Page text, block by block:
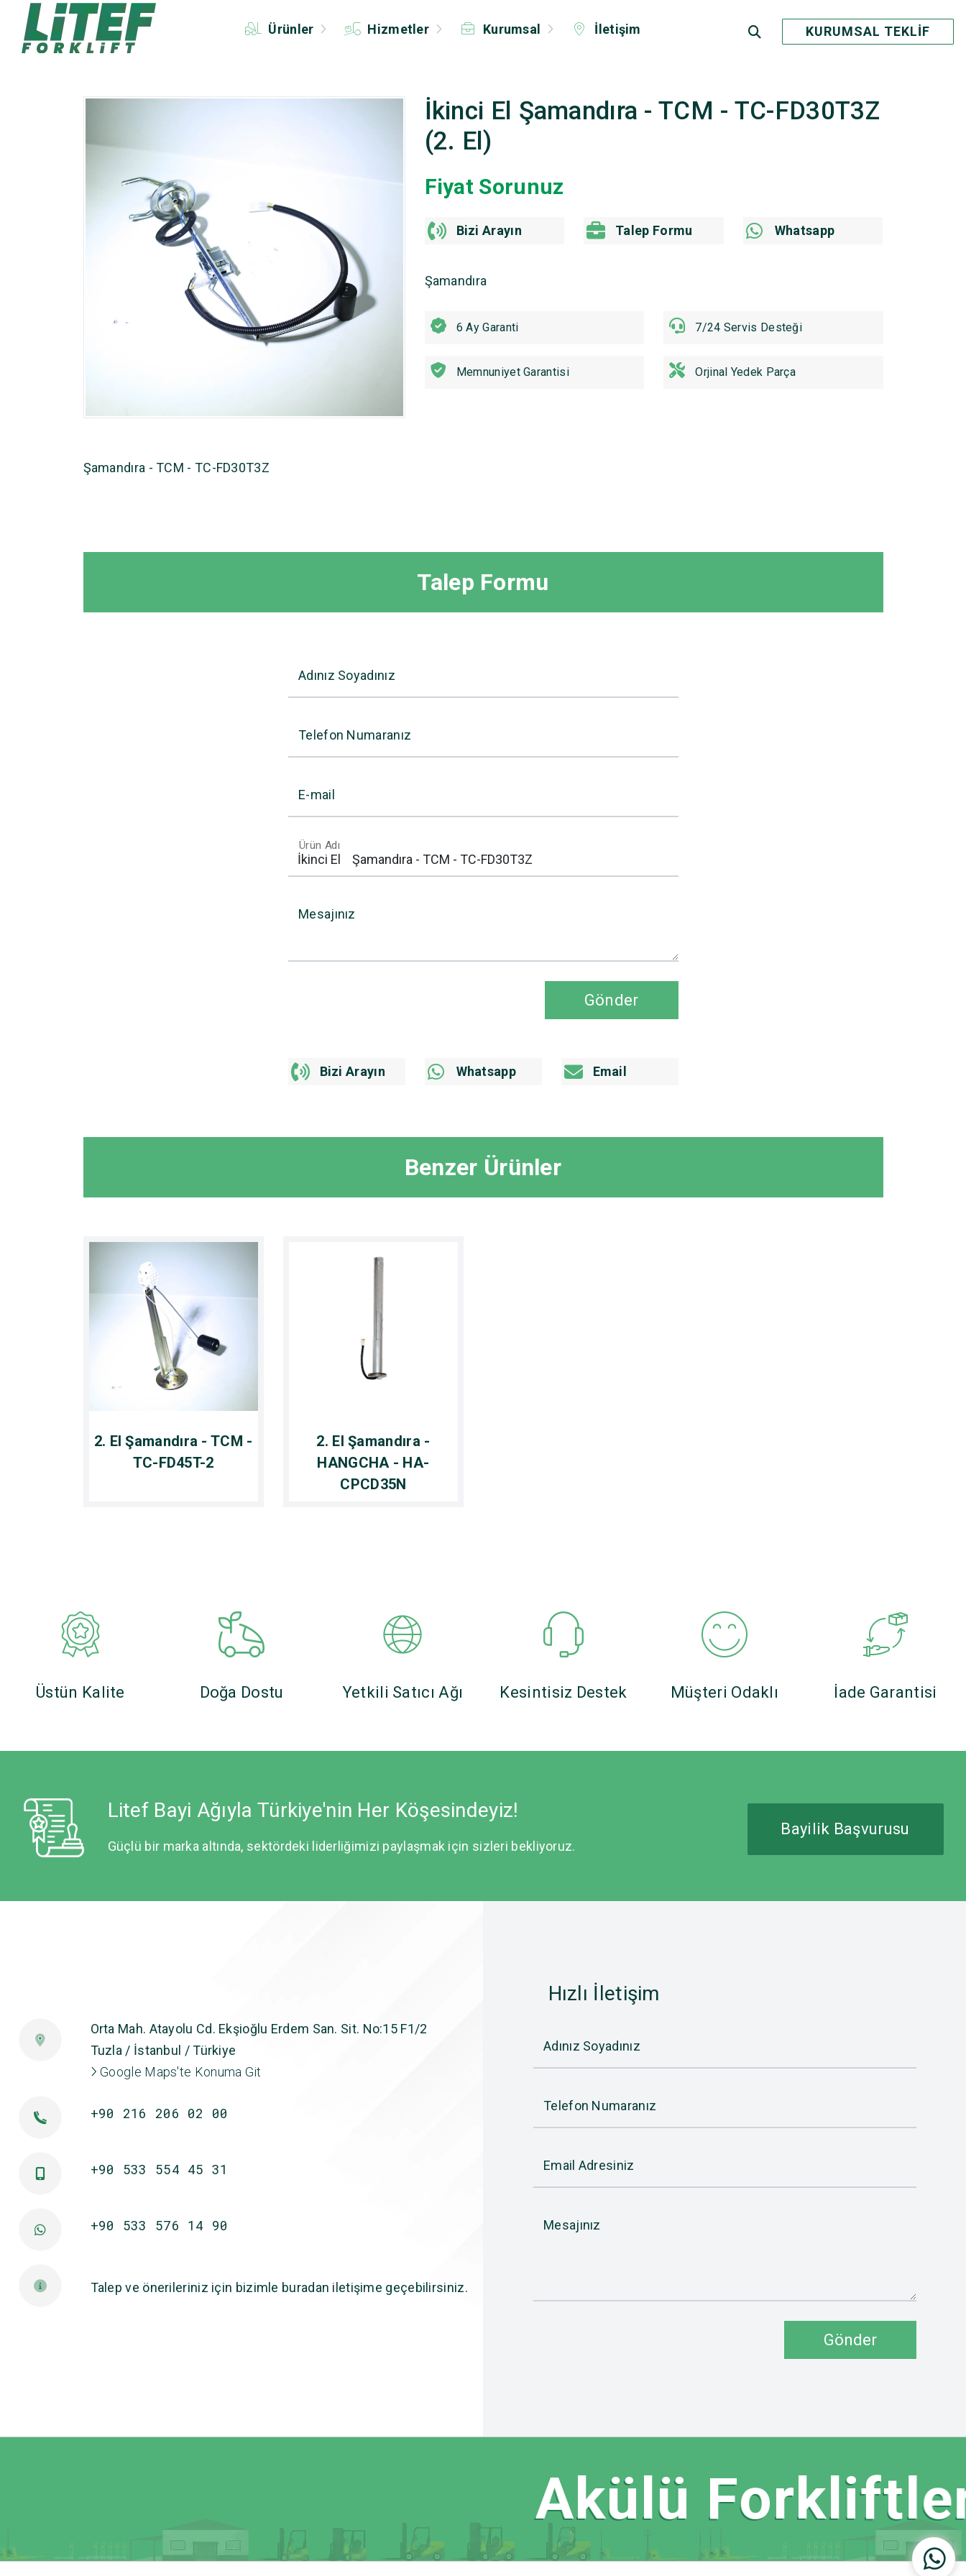
Ürünler Hizmetler Kurumsal İletişim KURUMSAL TEKLİF
İkinci El Şamandıra - TCM - TC-FD30T3Z
(2. El)
Fiyat Sorunuz
Bizi Arayın Talep Formu Whatsapp
Şamandıra
6 Ay Garanti 7/24 Servis Desteği
Memnuniyet Garantisi Orjinal Yedek Parça
Şamandıra - TCM - TC-FD30T3Z
Talep Formu
Adınız Soyadınız
Telefon Numaranız
E-mail
Ürün Adı
Mesajınız
Gönder
Bizi Arayın Whatsapp Email
Benzer Ürünler
2. El Şamandıra - TCM -
TC-FD45T-2
2. El Şamandıra -
HANGCHA - HA-
CPCD35N
Üstün Kalite Doğa Dostu Yetkili Satıcı Ağı Kesintisiz Destek Müşteri Odaklı İade Garantisi
Litef Bayi Ağıyla Türkiye'nin Her Köşesindeyiz!
Güçlü bir marka altında, sektördeki liderliğimizi paylaşmak için sizleri bekliyoruz.
Bayilik Başvurusu
Orta Mah. Atayolu Cd. Ekşioğlu Erdem San. Sit. No:15 F1/2
Tuzla / İstanbul / Türkiye
Google Maps'te Konuma Git
+90 216 206 02 00
+90 533 554 45 31
+90 533 576 14 90
Talep ve önerileriniz için bizimle buradan iletişime geçebilirsiniz.
Hızlı İletişim
Adınız Soyadınız
Telefon Numaranız
Email Adresiniz
Mesajınız
Gönder
Akülü